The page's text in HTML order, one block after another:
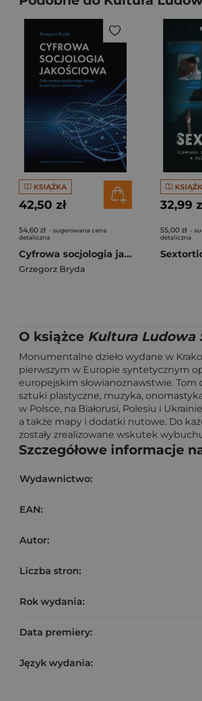
KSIĄŻKA
42,50 zł
54,60 zł - sugerowana cena
detaliczna
Cyfrowa socjologia jakościowa Odkrywanie językowego obrazu świata życia codziennego
Grzegorz Bryda
32,99
55,00 zł -
detaliczna
O książce Kultura Ludowa
Monumentalne dzieło wydane w
pierwszym w Europie syntetycznym
europejskim słowianoznawstwie. Tom
sztuki plastyczne, muzyka,
w Polsce, na Białorusi, Polesiu i
a także mapy i dodatki nutowe. Do
zostały zrealizowane wskutek
Szczegółowe informacje
Wydawnictwo:
EAN:
Autor:
Liczba stron:
Rok wydania:
Data premiery:
Język wydania: